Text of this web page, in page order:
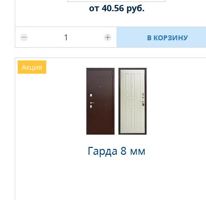
В КОРЗИНУ
от 40.56 руб.
Акция
Гарда 8 мм